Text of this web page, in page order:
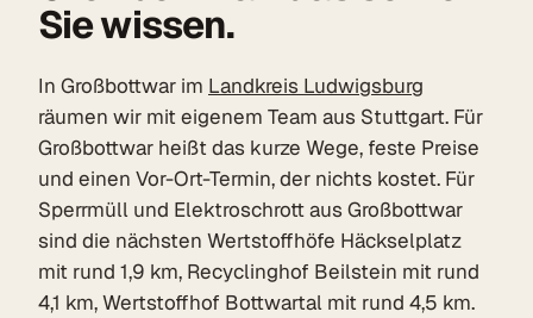
Sie wissen.
In Großbottwar im Landkreis Ludwigsburg
räumen wir mit eigenem Team aus Stuttgart. Für
Großbottwar heißt das kurze Wege, feste Preise
und einen Vor-Ort-Termin, der nichts kostet. Für
Sperrmüll und Elektroschrott aus Großbottwar
sind die nächsten Wertstoffhöfe Häckselplatz
mit rund 1,9 km, Recyclinghof Beilstein mit rund
4,1 km, Wertstoffhof Bottwartal mit rund 4,5 km.